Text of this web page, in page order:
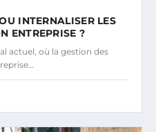
INTERNALISER LES
ENTREPRISE ?
actuel, où la gestion des